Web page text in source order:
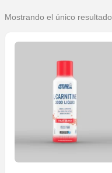
Mostrando el único resultado